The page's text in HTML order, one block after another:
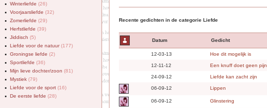
Recente gedichten in de categorie Liefde
Datum Gedicht
12-03-13 Hoe dit mogelijk is
12-11-12 Een knuff doet geen pijn.
24-09-12 Liefde kan zacht zijn
06-09-12 Lippen
06-09-12 Glinstering
Winterliefde (26)
Voorjaarsliefde (32)
Zomerliefde (29)
Herfstliefde (39)
Jiddisch (5)
Liefde voor de natuur(177)
Groningse liefde (2)
Sportliefde (36)
Mijn lieve dochter/zoon (81)
Mystiek (79)
Liefde voor de sport (16)
De eerste liefde (28)